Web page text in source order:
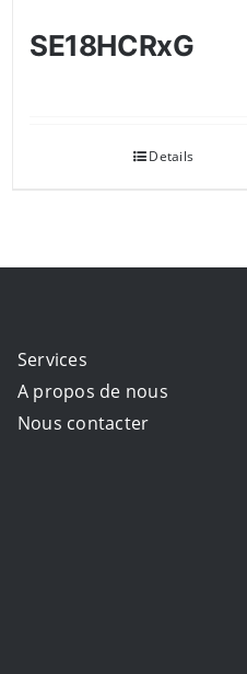
SE18HCRxG
Details
Services
A propos de nous
Nous contacter